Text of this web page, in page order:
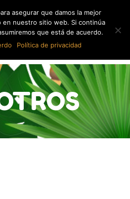
asegurar que damos la mejor
en nuestro sitio web. Si continúa
que está de acuerdo.
Política de privacidad